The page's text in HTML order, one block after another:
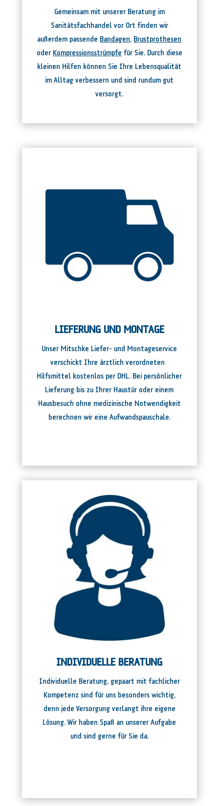
Gemeinsam mit unserer Beratung im
Sanitätsfachhandel vor Ort finden wir
außerdem passende Bandagen, Brustprothesen
oder Kompressionsstrümpfe für Sie. Durch diese
kleinen Hilfen können Sie Ihre Lebensqualität
im Alltag verbessern und sind rundum gut
versorgt.
LIEFERUNG UND MONTAGE
Unser Mitschke Liefer- und Montageservice
verschickt Ihre ärztlich verordneten
Hilfsmittel kostenlos per DHL. Bei persönlicher
Lieferung bis zu Ihrer Haustür oder einem
Hausbesuch ohne medizinische Notwendigkeit
berechnen wir eine Aufwandspauschale.
INDIVIDUELLE BERATUNG
Individuelle Beratung, gepaart mit fachlicher
Kompetenz sind für uns besonders wichtig,
denn jede Versorgung verlangt ihre eigene
Lösung. Wir haben Spaß an unserer Aufgabe
und sind gerne für Sie da.